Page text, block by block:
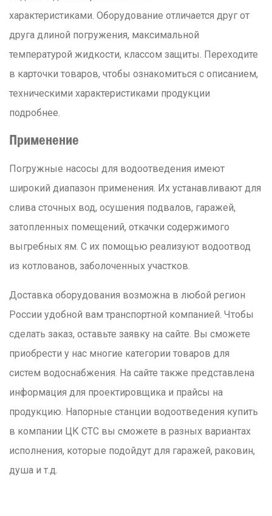
характеристиками. Оборудование отличается друг от
друга длиной погружения, максимальной
температурой жидкости, классом защиты. Переходите
в карточки товаров, чтобы ознакомиться с описанием,
техническими характеристиками продукции
подробнее.
Применение
Погружные насосы для водоотведения имеют
широкий диапазон применения. Их устанавливают для
слива сточных вод, осушения подвалов, гаражей,
затопленных помещений, откачки содержимого
выгребных ям. С их помощью реализуют водоотвод
из котлованов, заболоченных участков.
Доставка оборудования возможна в любой регион
России удобной вам транспортной компанией. Чтобы
сделать заказ, оставьте заявку на сайте. Вы сможете
приобрести у нас многие категории товаров для
систем водоснабжения. На сайте также представлена
информация для проектировщика и прайсы на
продукцию. Напорные станции водоотведения купить
в компании ЦК СТС вы сможете в разных вариантах
исполнения, которые подойдут для гаражей, раковин,
душа и т.д.